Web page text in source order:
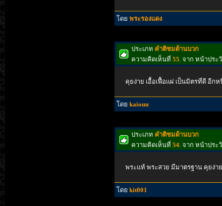
โดย พระรองแดง
ประเภท คำติชมด้านบวก
ความคิดเห็นที่ 55. จาก หน้าประ
คุยง่าย เอื้อเฟื้อเเผ่ เป็นมิตรที่ดี อี
โดย kaiouu
ประเภท คำติชมด้านบวก
ความคิดเห็นที่ 54. จาก หน้าประ
พระแท้ พระสวย มีมาตรฐาน คุยง่า
โดย kit001